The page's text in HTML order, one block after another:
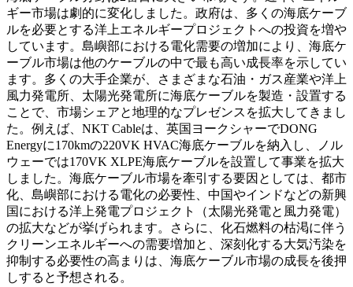
ギー市場は劇的に変化しました。政府は、多くの海底ケーブ
ルを必要とする洋上エネルギープロジェクトへの投資を増や
しています。島嶼部における電化需要の増加により、海底ケ
ーブル市場は他のケーブルの中で最も高い成長率を示してい
ます。多くの大手企業が、さまざまな石油・ガス産業や洋上
風力発電所、太陽光発電所に海底ケーブルを製造・設置する
ことで、市場シェアと地理的なプレゼンスを拡大してきまし
た。例えば、NKT Cableは、英国ヨークシャーでDONG
Energyに170kmの220VK HVAC海底ケーブルを納入し、ノル
ウェーでは170VK XLPE海底ケーブルを設置して事業を拡大
しました。海底ケーブル市場を牽引する要因としては、都市
化、島嶼部における電化の必要性、中国やインドなどの新興
国における洋上発電プロジェクト（太陽光発電と風力発電）
の拡大などが挙げられます。さらに、化石燃料の枯渇に伴う
クリーンエネルギーへの需要増加と、深刻化する大気汚染を
抑制する必要性の高まりは、海底ケーブル市場の成長を後押
しすると予想される。